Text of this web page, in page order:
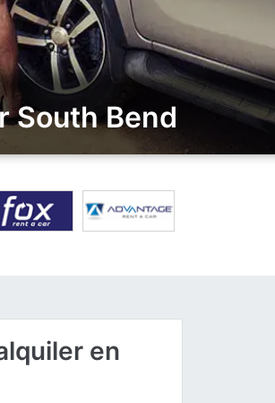
South Bend
en